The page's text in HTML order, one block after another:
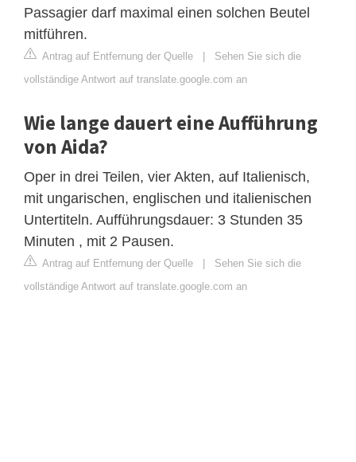
Passagier darf maximal einen solchen Beutel
mitführen.
Antrag auf Entfernung der Quelle | Sehen Sie sich die
vollständige Antwort auf translate.google.com an
Wie lange dauert eine Aufführung
von Aida?
Oper in drei Teilen, vier Akten, auf Italienisch,
mit ungarischen, englischen und italienischen
Untertiteln. Aufführungsdauer: 3 Stunden 35
Minuten , mit 2 Pausen.
Antrag auf Entfernung der Quelle | Sehen Sie sich die
vollständige Antwort auf translate.google.com an